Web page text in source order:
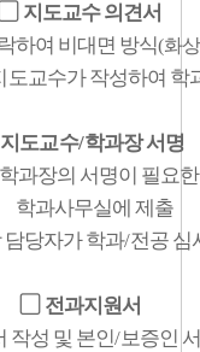
지도교수 의견서
하여 비대면 방식(화상
도교수가 작성하여 학
지도교수/학과장 서명
과장의 서명이 필요
과사무실에 제출
담당자가 학과/전공 심
전과지원서
작성 및 본인/보증인